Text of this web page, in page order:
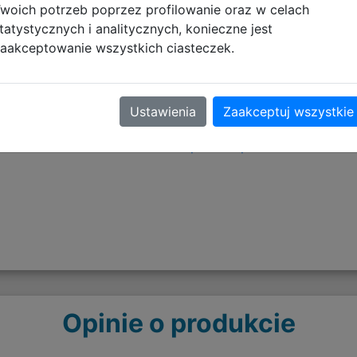
zgodności
Informacje o
Artykuły tekstylne -
Opinie o produkcie
potrzeb poprzez profilowanie oraz w celach
i analitycznych, konieczne jest
wszystkich ciasteczek.
Ustawienia Zaakceptuj wszystkie